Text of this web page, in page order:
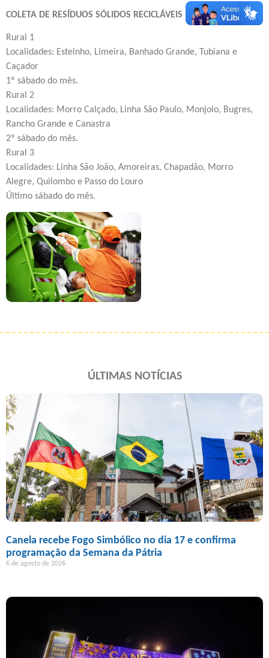
COLETA DE RESÍDUOS SÓLIDOS RECICLÁVEIS – ZONA RURAL
Rural 1
Localidades: Esteinho, Limeira, Banhado Grande, Tubiana e
Caçador
1º sábado do mês.
Rural 2
Localidades: Morro Calçado, Linha São Paulo, Monjolo, Bugres,
Rancho Grande e Canastra
2º sábado do mês.
Rural 3
Localidades: Linha São João, Amoreiras, Chapadão, Morro
Alegre, Quilombo e Passo do Louro
Último sábado do mês.
ÚLTIMAS NOTÍCIAS
Canela recebe Fogo Simbólico no dia 17 e confirma
programação da Semana da Pátria
6 de agosto de 2026